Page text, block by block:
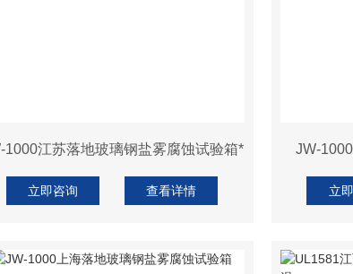
1000江苏落地玻璃钢盐雾腐蚀试验箱*
立即咨询 查看详情
JW-
立